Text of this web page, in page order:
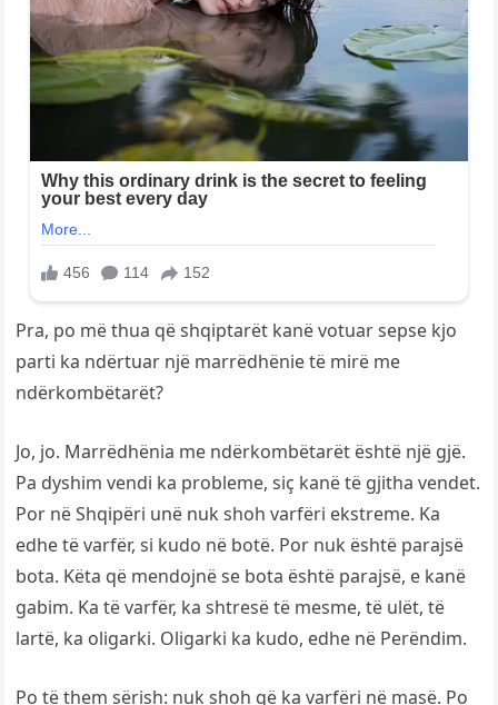
Pra, po më thua që shqiptarët kanë votuar sepse kjo
parti ka ndërtuar një marrëdhënie të mirë me
ndërkombëtarët?
Jo, jo. Marrëdhënia me ndërkombëtarët është një gjë.
Pa dyshim vendi ka probleme, siç kanë të gjitha vendet.
Por në Shqipëri unë nuk shoh varfëri ekstreme. Ka
edhe të varfër, si kudo në botë. Por nuk është parajsë
bota. Këta që mendojnë se bota është parajsë, e kanë
gabim. Ka të varfër, ka shtresë të mesme, të ulët, të
lartë, ka oligarki. Oligarki ka kudo, edhe në Perëndim.
Po të them sërish: nuk shoh që ka varfëri në masë. Po